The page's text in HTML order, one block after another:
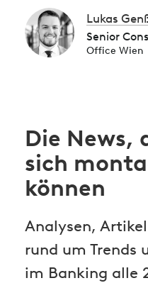
Lukas
Senior
Office Wien
Die News,
sich
können
Analysen,
rund um Trends
im Banking alle